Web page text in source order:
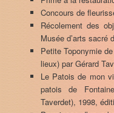
Concours de
Récolement des
Musée d’arts sacré
Petite Toponymie
lieux) par Gérard
Le Patois de mon
patois de
Taverdet), 1998,